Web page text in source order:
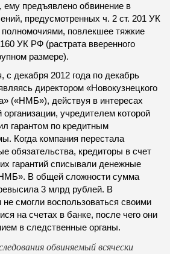
ему предъявлено обвинение в
предусмотренных ч. 2 ст. 201 УК
повлекшее тяжкие
УК РФ (растрата вверенного
размере).
декабря 2012 года по декабрь
директором «Новокузнецкого
(«НМБ»), действуя в интересах
организации, учредителем которой
гарантом по кредитным
Когда компания перестала
обязательства, кредиторы в счет
гарантий списывали денежные
В общей сложности сумма
3 млрд рублей. В
не смогли воспользоваться своими
на счетах в банке, после чего они
в следственные органы.
обвиняемый всячески